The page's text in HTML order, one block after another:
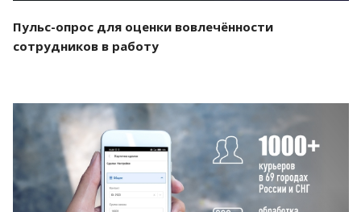
Пульс-опрос для оценки вовлечённости
сотрудников в работу